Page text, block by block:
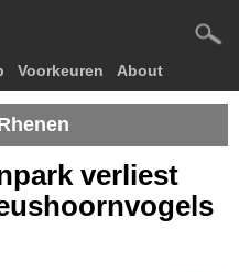
Voorkeuren About
verliest